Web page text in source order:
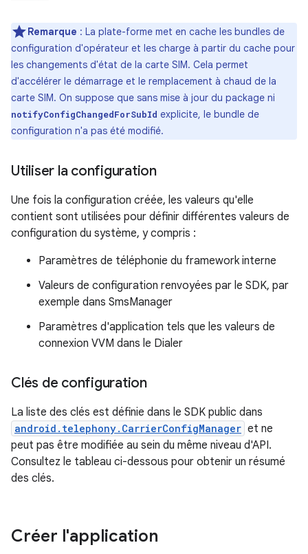
Remarque : La plate-forme met en cache les bundles de
configuration d'opérateur et les charge à partir du cache pour
les changements d'état de la carte SIM. Cela permet
d'accélérer le démarrage et le remplacement à chaud de la
carte SIM. On suppose que sans mise à jour du package ni
notifyConfigChangedForSubId explicite, le bundle de
configuration n'a pas été modifié.
Utiliser la configuration
Une fois la configuration créée, les valeurs qu'elle
contient sont utilisées pour définir différentes valeurs de
configuration du système, y compris :
Paramètres de téléphonie du framework interne
Valeurs de configuration renvoyées par le SDK, par
exemple dans SmsManager
Paramètres d'application tels que les valeurs de
connexion VVM dans le Dialer
Clés de configuration
La liste des clés est définie dans le SDK public dans
android.telephony.CarrierConfigManager et ne
peut pas être modifiée au sein du même niveau d'API.
Consultez le tableau ci-dessous pour obtenir un résumé
des clés.
Créer l'application